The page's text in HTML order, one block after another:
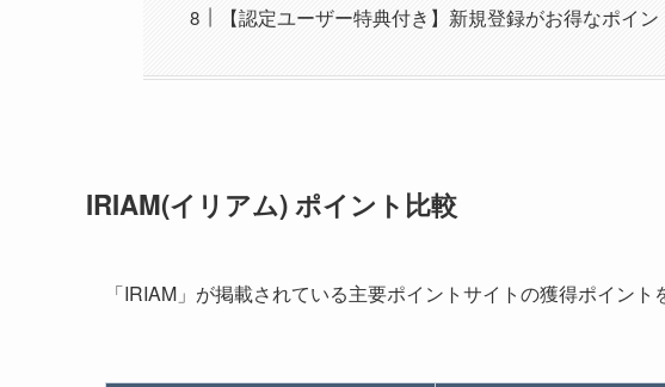
【認定ユーザー特典付き】新規登録がお得なポイン
IRIAM(イリアム) ポイント比較
「IRIAM」が掲載されている主要ポイントサイトの獲得ポイント